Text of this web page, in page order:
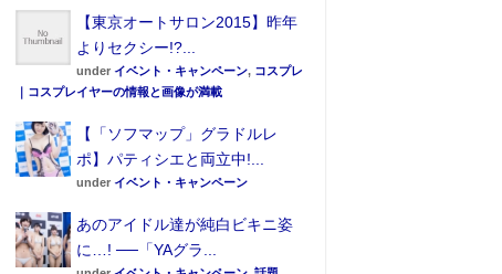
【東京オートサロン2015】昨年
よりセクシー!?...
under イベント・キャンペーン, コスプレ
｜コスプレイヤーの情報と画像が満載
【「ソフマップ」グラドルレ
ポ】パティシエと両立中!...
under イベント・キャンペーン
あのアイドル達が純白ビキニ姿
に…! ──「YAグラ...